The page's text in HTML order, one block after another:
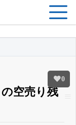
0
の空売り残